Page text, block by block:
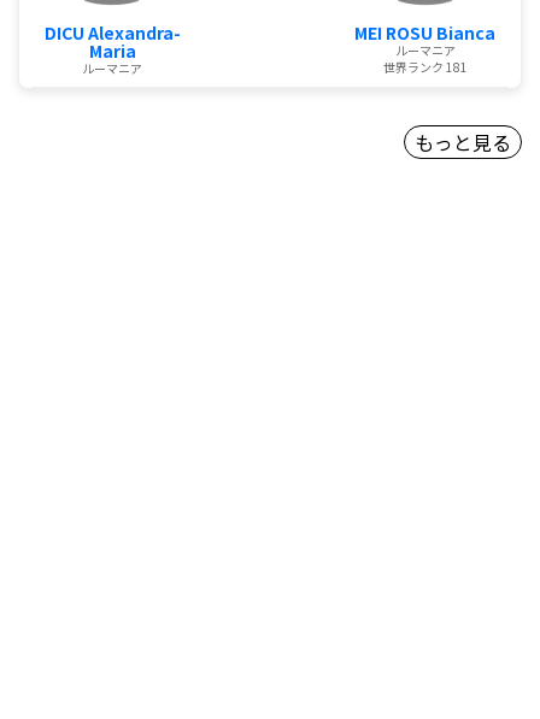
DICU Alexandra-
Maria
ルーマニア
MEI ROSU Bianca
ルーマニア
世界ランク 181
もっと見る